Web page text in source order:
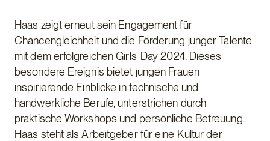
Haas zeigt erneut sein Engagement für
Chancengleichheit und die Förderung junger Talente
mit dem erfolgreichen Girls' Day 2024. Dieses
besondere Ereignis bietet jungen Frauen
inspirierende Einblicke in technische und
handwerkliche Berufe, unterstrichen durch
praktische Workshops und persönliche Betreuung.
Haas steht als Arbeitgeber für eine Kultur der